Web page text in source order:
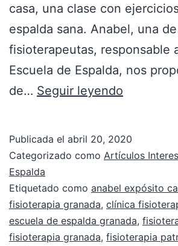
casa, una clase con
espalda sana. Anabel, una
fisioterapeutas, responsable
Escuela de Espalda, nos
de… Seguir leyendo
Publicada el abril 20, 2020
Categorizado como Artículos
Espalda
Etiquetado como anabel expósito
fisioterapia granada, clínica
escuela de espalda granada,
fisioterapia granada, fisioterapia